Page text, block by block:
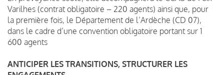
Varilhes (contrat obligatoire – 220 agents) ainsi que, pour
la première fois, le Département de l’Ardèche (CD 07),
dans le cadre d’une convention obligatoire portant sur 1
600 agents
ANTICIPER LES TRANSITIONS, STRUCTURER LES